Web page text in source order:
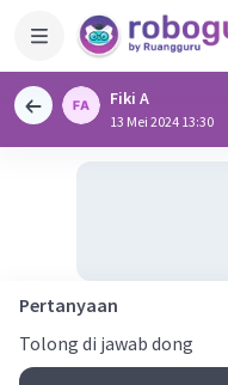
Fiki A
13 Mei 2024 13:30
Pertanyaan
Tolong di jawab dong